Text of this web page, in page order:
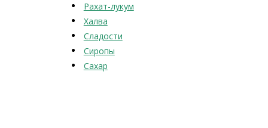
Рахат-лукум
Халва
Сладости
Сиропы
Сахар